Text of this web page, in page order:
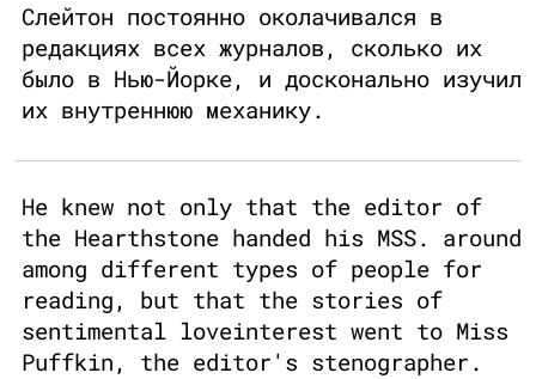
Слейтон постоянно околачивался в
редакциях всех журналов, сколько их
было в Нью-Йорке, и досконально изучил
их внутреннюю механику.
He knew not only that the editor of
the Hearthstone handed his MSS. around
among different types of people for
reading, but that the stories of
sentimental loveinterest went to Miss
Puffkin, the editor's stenographer.